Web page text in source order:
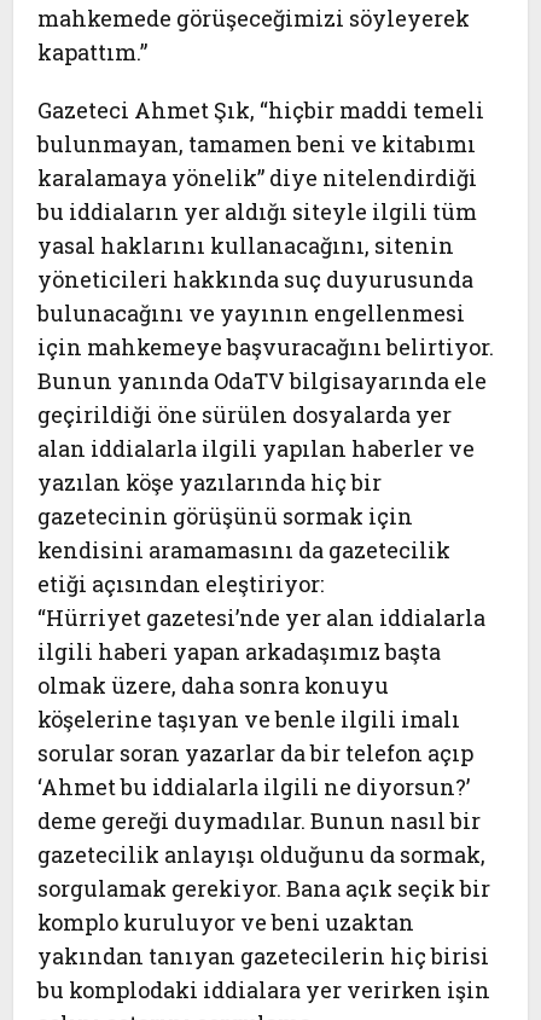
mahkemede görüşeceğimizi söyleyerek
kapattım.”
Gazeteci Ahmet Şık, “hiçbir maddi temeli
bulunmayan, tamamen beni ve kitabımı
karalamaya yönelik” diye nitelendirdiği
bu iddiaların yer aldığı siteyle ilgili tüm
yasal haklarını kullanacağını, sitenin
yöneticileri hakkında suç duyurusunda
bulunacağını ve yayının engellenmesi
için mahkemeye başvuracağını belirtiyor.
Bunun yanında OdaTV bilgisayarında ele
geçirildiği öne sürülen dosyalarda yer
alan iddialarla ilgili yapılan haberler ve
yazılan köşe yazılarında hiç bir
gazetecinin görüşünü sormak için
kendisini aramamasını da gazetecilik
etiği açısından eleştiriyor:
“Hürriyet gazetesi’nde yer alan iddialarla
ilgili haberi yapan arkadaşımız başta
olmak üzere, daha sonra konuyu
köşelerine taşıyan ve benle ilgili imalı
sorular soran yazarlar da bir telefon açıp
‘Ahmet bu iddialarla ilgili ne diyorsun?’
deme gereği duymadılar. Bunun nasıl bir
gazetecilik anlayışı olduğunu da sormak,
sorgulamak gerekiyor. Bana açık seçik bir
komplo kuruluyor ve beni uzaktan
yakından tanıyan gazetecilerin hiç birisi
bu komplodaki iddialara yer verirken işin